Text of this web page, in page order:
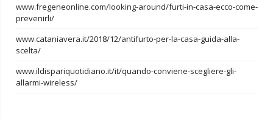
www.fregeneonline.com/looking-around/furti-in-casa-ecco-come-
prevenirli/
www.cataniavera.it/2018/12/antifurto-per-la-casa-guida-alla-
scelta/
www.ildispariquotidiano.it/it/quando-conviene-scegliere-gli-
allarmi-wireless/